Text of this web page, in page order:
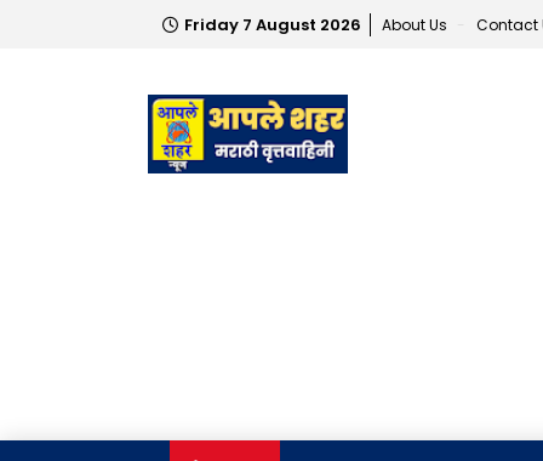
Friday 7 August 2026 About Us Contact